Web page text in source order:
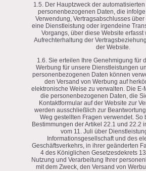
1.5. Der Hauptzweck der
personenbezogenen Daten, die infolge
Verwendung, Vertragsabschlusses
eine Dienstleistung oder irgendeine
Vorgangs, über diese Website erfasst
Aufrechterhaltung der
der Website.
1.6. Sie erteilen Ihre Genehmigung für
Werbung für unsere Dienstleistungen
personenbezogenen Daten können
den Versand von Werbung auf
elektronische Weise zu verwalten. Die E-
die personenbezogenen Daten, die
Kontaktformular auf der Website zur
werden ausschließlich zur
Weg gestellten Fragen verwendet. So
Bestimmungen der Artikel 22.1 und 22.2
vom 11. Juli über
Informationsgesellschaft und des
Geschäftsverkehrs, in ihrer geänderten
4 des Königlichen Gesetzesdekrets
Nutzung und Verarbeitung Ihrer
mit dem Zweck, den Versand von